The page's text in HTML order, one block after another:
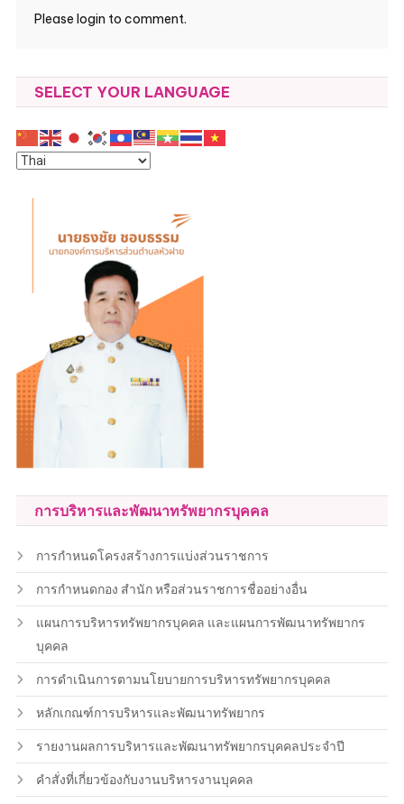
Please login to comment.
SELECT YOUR LANGUAGE
การบริหารและพัฒนาทรัพยากรบุคคล
การกำหนดโครงสร้างการแบ่งส่วนราชการ
การกำหนดกอง สำนัก หรือส่วนราชการชื่ออย่างอื่น
แผนการบริหารทรัพยากรบุคคล และแผนการพัฒนาทรัพยากร
บุคคล
การดำเนินการตามนโยบายการบริหารทรัพยากรบุคคล
หลักเกณฑ์การบริหารและพัฒนาทรัพยากร
รายงานผลการบริหารและพัฒนาทรัพยากรบุคคลประจำปี
คำสั่งที่เกี่ยวข้องกับงานบริหารงานบุคคล